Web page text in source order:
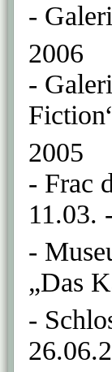
-
2006
-
2005
- Frac
11.03.
-
„Das
-